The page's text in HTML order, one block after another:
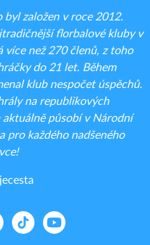
založen v roce 2012.
florbalové kluby v
více než 270 členů, z toho
do 21 let. Během
klub nespočet úspěchů.
na republikových
působí v Národní
pro každého nadšeného
TikTok YouTube